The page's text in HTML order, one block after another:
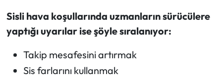
Sisli hava koşullarında uzmanların sürücülere
yaptığı uyarılar ise şöyle sıralanıyor:
Takip mesafesini artırmak
Sis farlarını kullanmak